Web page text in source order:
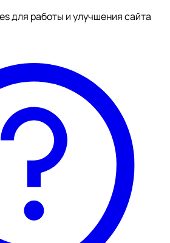
для работы и улучшения сайта